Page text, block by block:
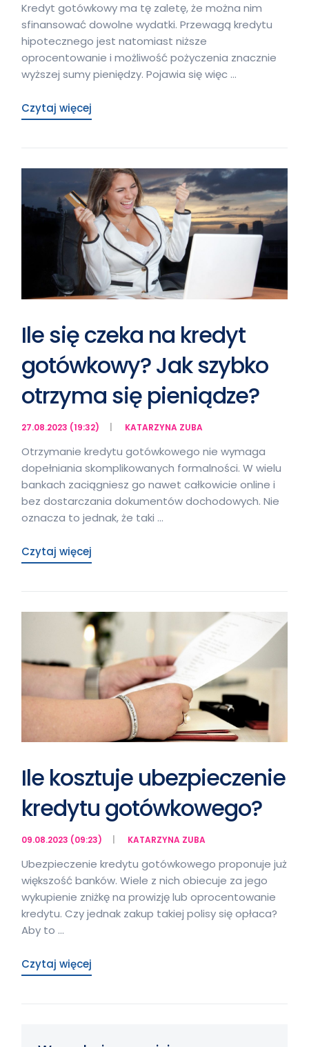
Kredyt gotówkowy ma tę zaletę, że można nim
sfinansować dowolne wydatki. Przewagą kredytu
hipotecznego jest natomiast niższe
oprocentowanie i możliwość pożyczenia znacznie
wyższej sumy pieniędzy. Pojawia się więc …
Czytaj więcej
Ile się czeka na kredyt
gotówkowy? Jak szybko
otrzyma się pieniądze?
27.08.2023 (19:32) KATARZYNA ZUBA
Otrzymanie kredytu gotówkowego nie wymaga
dopełniania skomplikowanych formalności. W wielu
bankach zaciągniesz go nawet całkowicie online i
bez dostarczania dokumentów dochodowych. Nie
oznacza to jednak, że taki …
Czytaj więcej
Ile kosztuje ubezpieczenie
kredytu gotówkowego?
09.08.2023 (09:23) KATARZYNA ZUBA
Ubezpieczenie kredytu gotówkowego proponuje już
większość banków. Wiele z nich obiecuje za jego
wykupienie zniżkę na prowizję lub oprocentowanie
kredytu. Czy jednak zakup takiej polisy się opłaca?
Aby to …
Czytaj więcej